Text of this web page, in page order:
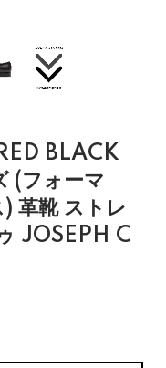
BLACK
(フォーマ
革靴 ストレ
JOSEPH C